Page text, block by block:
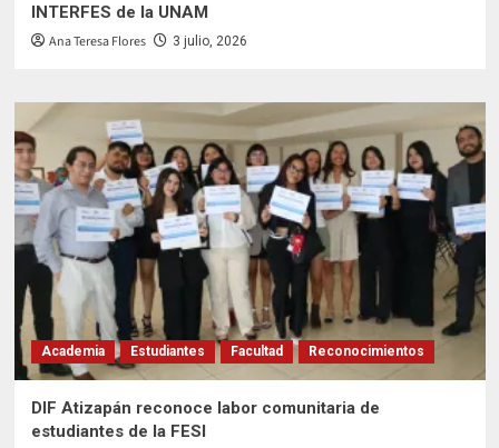
INTERFES de la UNAM
Ana Teresa Flores 3 julio, 2026
Academia Estudiantes Facultad Reconocimientos
DIF Atizapán reconoce labor comunitaria de
estudiantes de la FESI